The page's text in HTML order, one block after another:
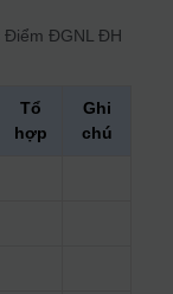
Điểm ĐGNL ĐH
Tổ
hợp
Ghi
chú